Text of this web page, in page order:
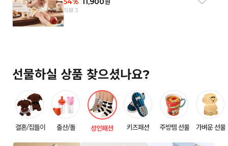
원
리뷰 3
선물하실 상품 찾으셨나요?
결혼/집들이 출산/돌 성인패션 키즈패션 주방템 선물 가벼운 선물